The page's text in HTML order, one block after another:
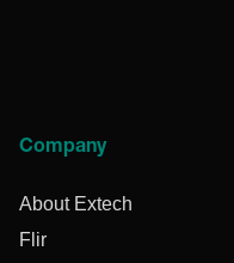
Company
About Extech
Flir